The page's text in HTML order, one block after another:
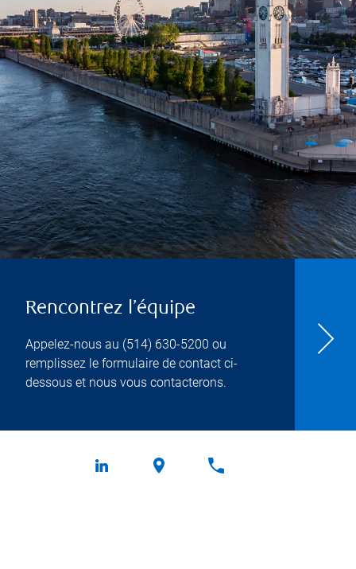
Rencontrez l’équipe
Appelez-nous au (514) 630-5200 ou
remplissez le formulaire de contact ci-
dessous et nous vous contacterons.